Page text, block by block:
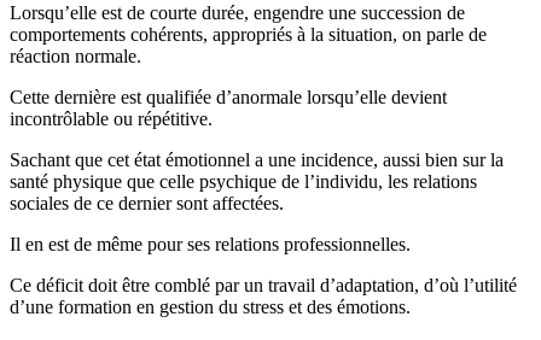
Lorsqu’elle est de courte durée, engendre une succession de
comportements cohérents, appropriés à la situation, on parle de
réaction normale.
Cette dernière est qualifiée d’anormale lorsqu’elle devient
incontrôlable ou répétitive.
Sachant que cet état émotionnel a une incidence, aussi bien sur la
santé physique que celle psychique de l’individu, les relations
sociales de ce dernier sont affectées.
Il en est de même pour ses relations professionnelles.
Ce déficit doit être comblé par un travail d’adaptation, d’où l’utilité
d’une formation en gestion du stress et des émotions.